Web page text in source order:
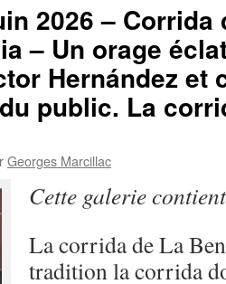
2026 – Corrida
– Un orage
Hernández et
public. La
Georges Marcillac
Cette galerie
La corrida de La
tradition la corrida